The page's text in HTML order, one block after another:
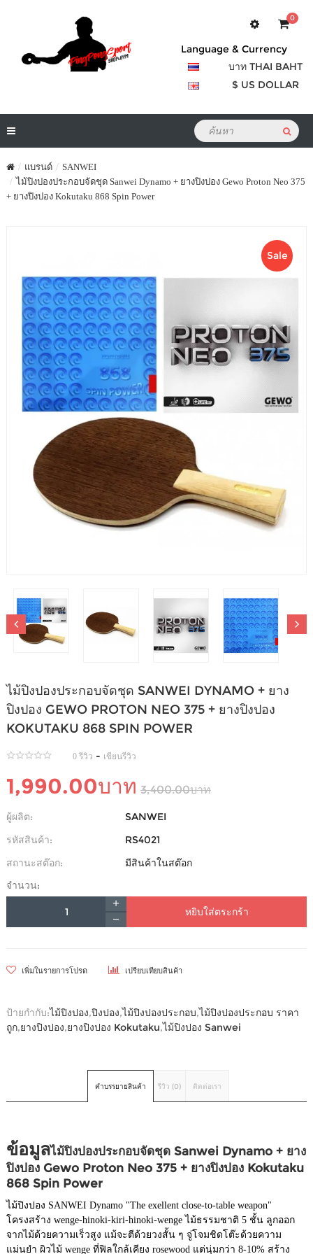
0
Language & Currency
บาท THAI BAHT
$ US DOLLAR
แบรนด์
SANWEI
ไม้ปิงปองประกอบจัดชุด Sanwei Dynamo + ยางปิงปอง Gewo Proton Neo 375
+ ยางปิงปอง Kokutaku 868 Spin Power
Sale
ไม้ปิงปองประกอบจัดชุด SANWEI DYNAMO + ยาง
ปิงปอง GEWO PROTON NEO 375 + ยางปิงปอง
KOKUTAKU 868 SPIN POWER
0 รีวิว - เขียนรีวิว
1,990.00บาท 3,400.00บาท
ผู้ผลิต:
SANWEI
รหัสสินค้า:
RS4021
สถานะสต๊อก:
มีสินค้าในสต๊อก
จำนวน:
หยิบใส่ตระกร้า
เพิ่มในรายการโปรด เปรียบเทียบสินค้า
ป้ายกำกับ:ไม้ปิงปอง,ปิงปอง,ไม้ปิงปองประกอบ,ไม้ปิงปองประกอบ ราคา
ถูก,ยางปิงปอง,ยางปิงปอง Kokutaku,ไม้ปิงปอง Sanwei
คำบรรยายสินค้า รีวิว (0) ติดต่อเรา
ข้อมูลไม้ปิงปองประกอบจัดชุด Sanwei Dynamo + ยาง
ปิงปอง Gewo Proton Neo 375 + ยางปิงปอง Kokutaku
868 Spin Power
ไม้ปิงปอง SANWEI Dynamo "The exellent close-to-table weapon"
โครงสร้าง wenge-hinoki-kiri-hinoki-wenge ไม้ธรรมชาติ 5 ชั้น ลูกออก
จากไม้ด้วยความเร็วสูง แม้จะตีด้วยวงสั้น ๆ จู่โจมชิดโต๊ะด้วยความ
แม่นยำ ผิวไม้ wenge ที่ฟิลใกล้เคียง rosewood แต่นุ่มกว่า 8-10% สร้าง